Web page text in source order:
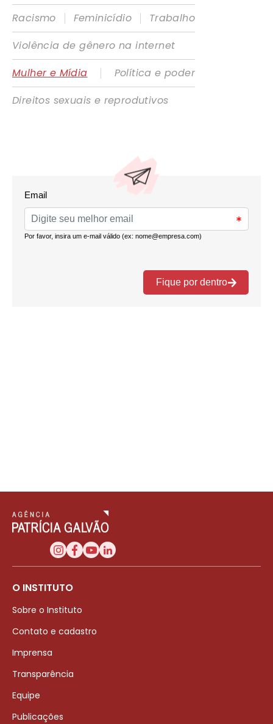
Racismo
| Feminicídio |
Trabalho
Violência de gênero na internet
Mulher e Mídia
|
Política e poder
Direitos sexuais e reprodutivos
O INSTITUTO
Sobre o Instituto
Contato e cadastro
Imprensa
Transparência
Equipe
Publicações